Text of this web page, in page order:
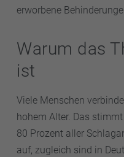
erworbene
Warum das
ist
Viele Menschen
hohem Alter. Das
80 Prozent aller
auf, zugleich sind in